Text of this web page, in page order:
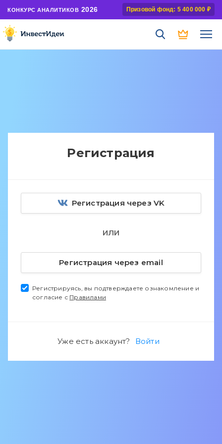
КОНКУРС АНАЛИТИКОВ 2026 Призовой фонд: 5 400 000 ₽
Регистрация
Регистрация через VK
ИЛИ
Регистрация через email
Регистрируясь, вы подтверждаете ознакомление и
согласие с Правилами
Уже есть аккаунт? Войти